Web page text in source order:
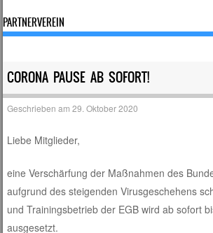
CORONA PAUSE AB SOFORT!
Geschrieben am29. Oktober 2020
Liebe Mitglieder,
eine Verschärfung der Maßnahmen des
aufgrund des steigenden Virusgeschehens
und Trainingsbetrieb der EGB wird ab sofort
ausgesetzt.
PARTNERVEREIN